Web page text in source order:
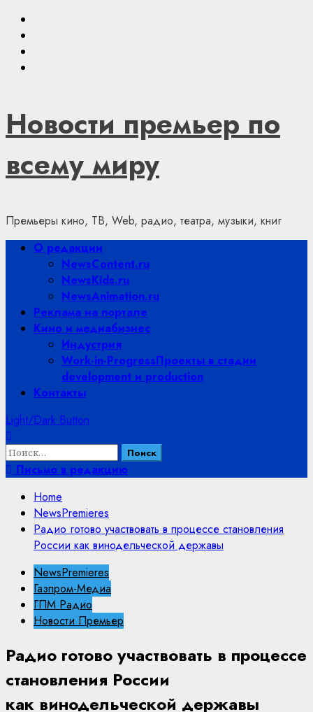
Skip
content
Новости премьер по
всему миру
Премьеры кино, ТВ, Web, радио, театра, музыки, книг
PrimaryО редакции
NewsContent.ru
NewsKids.ru
NewsAnimation.ru
Реклама на портале
Кино и медиабизнес
Индустрия
Work-in-ProgressПроекты в стадии
development и production
Контакты
Light/Dark Button
Найти:
Письмо в редакцию
Home
NewsPremieres
Радио готово участвовать в процессе становления
России как винодельческой державы
NewsPremieres
Газпром-Медиа
ГПМ Радио
Новости Премьер
Радио готово участвовать в процессе
становления России
как винодельческой державы